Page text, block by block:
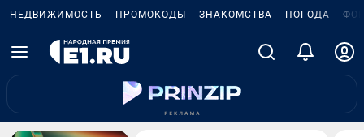
НЕДВИЖИМОСТЬ ПРОМОКОДЫ ЗНАКОМСТВА ПОГОДА